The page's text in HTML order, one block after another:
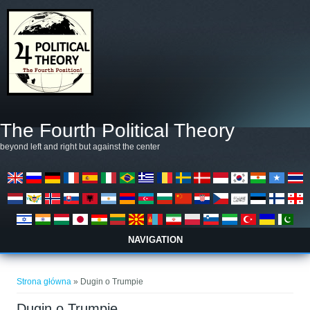
The Fourth Political Theory
beyond left and right but against the center
NAVIGATION
Strona główna » Dugin o Trumpie